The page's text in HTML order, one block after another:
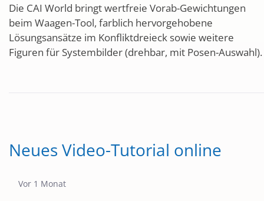
Die CAI World bringt wertfreie Vorab-Gewichtungen
beim Waagen-Tool, farblich hervorgehobene
Lösungsansätze im Konfliktdreieck sowie weitere
Figuren für Systembilder (drehbar, mit Posen-Auswahl).
Neues Video-Tutorial online
Publikationsdatum
Vor 1 Monat